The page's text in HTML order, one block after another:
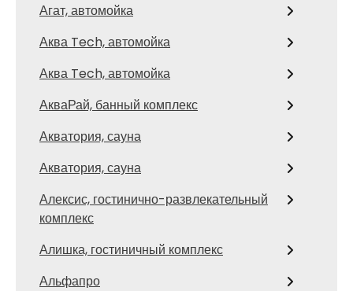
Агат, автомойка
Аква Tech, автомойка
Аква Tech, автомойка
АкваРай, банный комплекс
Акватория, сауна
Акватория, сауна
Алексис, гостинично-развлекательный
комплекс
Алишка, гостиничный комплекс
Альфапро